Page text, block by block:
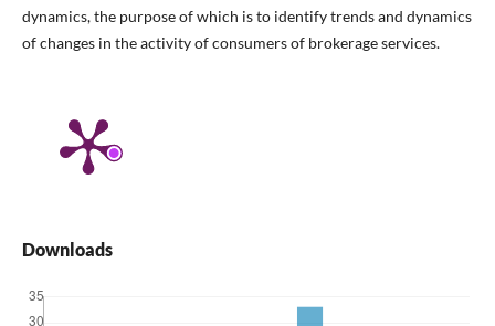
dynamics, the purpose of which is to identify trends and dynamics
of changes in the activity of consumers of brokerage services.
Downloads